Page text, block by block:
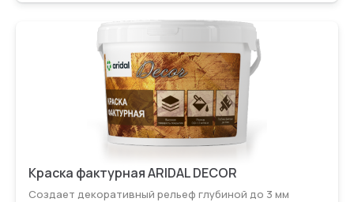
Краска фактурная ARIDAL DECOR
Создает декоративный рельеф глубиной до 3 мм